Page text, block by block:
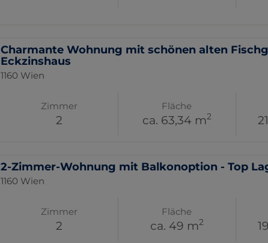
Charmante Wohnung mit schönen alten
Eckzinshaus
1160 Wien
Zimmer
2
Fläche
ca. 63,34 m2
2-Zimmer-Wohnung mit Balkonoption - Top
1160 Wien
Zimmer
2
Fläche
ca. 49 m2